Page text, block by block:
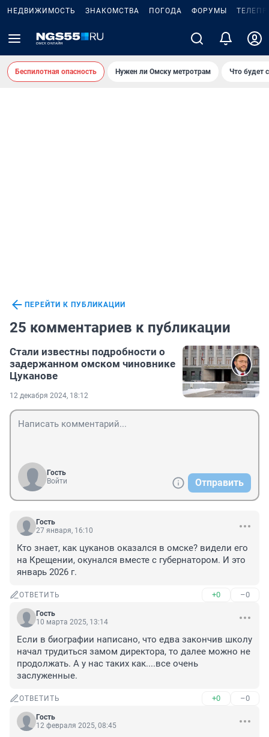
НЕДВИЖИМОСТЬ ЗНАКОМСТВА ПОГОДА ФОРУМЫ
Беспилотная опасность Нужен ли Омску метротрам Что будет
ПЕРЕЙТИ К ПУБЛИКАЦИИ
25 комментариев к публикации
Стали известны подробности о
задержанном омском чиновнике
Цуканове
12 декабря 2024, 18:12
Гость
Войти
Отправить
Гость
27 января, 16:10
Кто знает, как цуканов оказался в омске? видели его
на Крещении, окунался вместе с губернатором. И это
январь 2026 г.
ОТВЕТИТЬ +0 –0
Гость
10 марта 2025, 13:14
Если в биографии написано, что едва закончив школу
начал трудиться замом директора, то далее можно не
продолжать. А у нас таких как....все очень
заслуженные.
ОТВЕТИТЬ +0 –0
Гость
12 февраля 2025, 08:45